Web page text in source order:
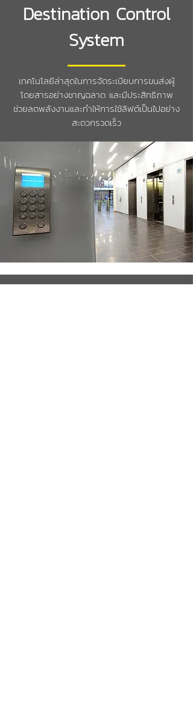
Destination Control
System
เทคโนโลยีล่าสุดในการจัดระเบียบการขนส่งผู้
โดยสารอย่างชาญฉลาด และมีประสิทธิภาพ
ช่วยลดพลังงานและทำให้การใช้ลิฟต์เป็นไปอย่าง
สะดวกรวดเร็ว